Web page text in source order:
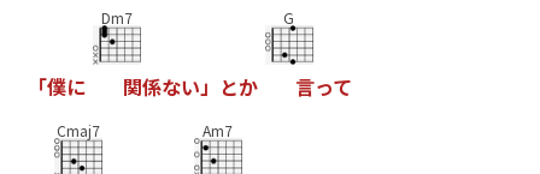
「僕に
Dm7
関係ない 」 とか
G
言って
Cmaj7 Am7